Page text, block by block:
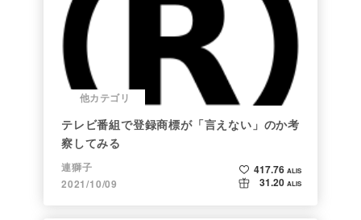
他カテゴリ
テレビ番組で登録商標が「言えない」のか考
察してみる
連獅子
2021/10/09
417.76 ALIS
31.20 ALIS